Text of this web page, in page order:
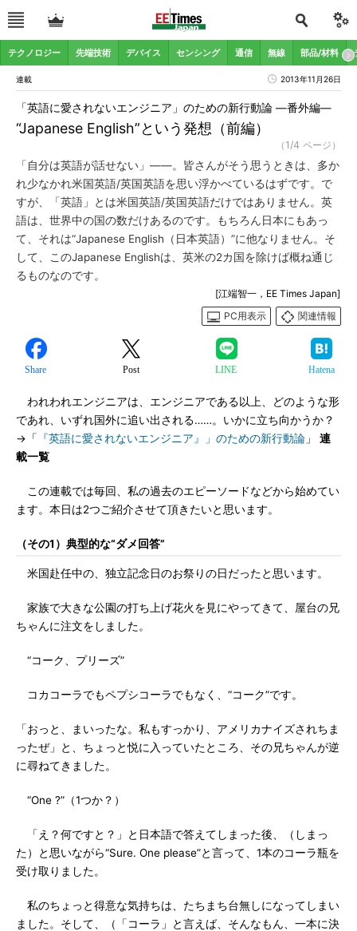
テクノロジー 先端技術 デバイス センシング 通信 無線 部品/材料
連載 2013年11月26日
“Japanese English”という発想（前編）
「英語に愛されないエンジニア」のための新行動論 ―番外編―
（1/4 ページ）
「自分は英語が話せない」――。皆さんがそう思うときは、多か
れ少なかれ米国英語/英国英語を思い浮かべているはずです。で
すが、「英語」とは米国英語/英国英語だけではありません。英
語は、世界中の国の数だけあるのです。もちろん日本にもあっ
て、それは“Japanese English（日本英語）”に他なりません。そ
して、このJapanese Englishは、英米の2カ国を除けば概ね通じ
るものなのです。
[江端智一，EE Times Japan]
PC用表示
関連情報
Share Post LINE Hatena
われわれエンジニアは、エンジニアである以上、どのような形
であれ、いずれ国外に追い出される……。いかに立ち向かうか？
→「
『英語に愛されないエンジニア』」のための新行動論 」 連
載一覧
この連載では毎回、私の過去のエピーソードなどから始めてい
ます。本日は2つご紹介させて頂きたいと思います。
（その1）典型的な“ダメ回答”
米国赴任中の、独立記念日のお祭りの日だったと思います。
家族で大きな公園の打ち上げ花火を見にやってきて、屋台の兄
ちゃんに注文をしました。
“コーク、プリーズ”
コカコーラでもペプシコーラでもなく、“コーク”です。
「おっと、まいったな。私もすっかり、アメリカナイズされちま
ったぜ」と、ちょっと悦に入っていたところ、その兄ちゃんが逆
に尋ねてきました。
“One ?”（1つか？）
「え？何ですと？」と日本語で答えてしまった後、（しまっ
た）と思いながら“Sure. One please”と言って、1本のコーラ瓶を
受け取りました。
私のちょっと得意な気持ちは、たちまち台無しになってしまい
ました。そして、（「コーラ」と言えば、そんなもん、一本に決